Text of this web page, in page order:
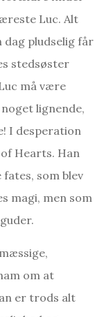
Luc. Alt
dag pludselig får
stedsøster
må være
lignende,
I desperation
Hearts. Han
som blev
magi, men som
om at
er trods alt